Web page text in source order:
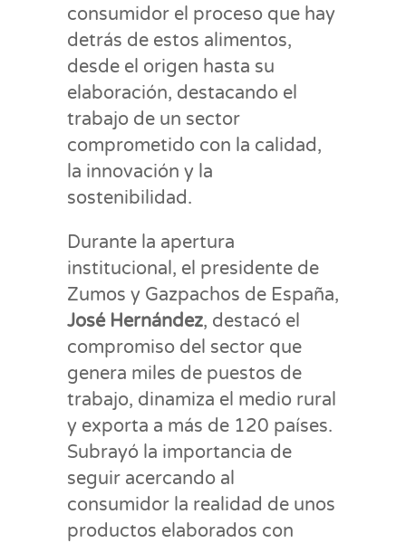
consumidor el proceso que hay
detrás de estos alimentos,
desde el origen hasta su
elaboración, destacando el
trabajo de un sector
comprometido con la calidad,
la innovación y la
sostenibilidad.
Durante la apertura
institucional, el presidente de
Zumos y Gazpachos de España,
José Hernández, destacó el
compromiso del sector que
genera miles de puestos de
trabajo, dinamiza el medio rural
y exporta a más de 120 países.
Subrayó la importancia de
seguir acercando al
consumidor la realidad de unos
productos elaborados con